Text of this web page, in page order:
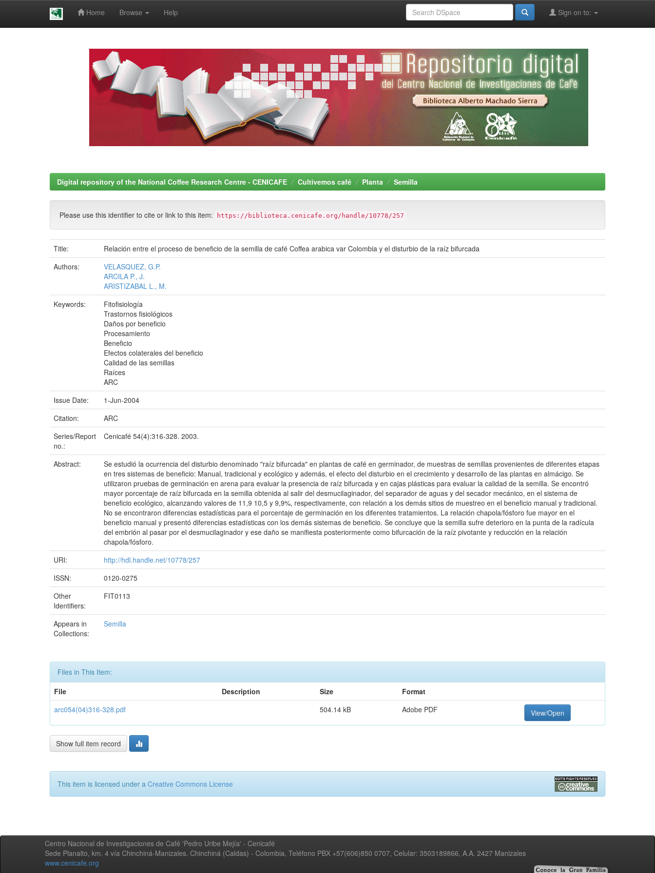
Home Browse Help Sign on to:
Digital repository of the National Coffee Research Centre - CENICAFE Cultivemos café Planta Semilla
Please use this identifier to cite or link to this item: https://biblioteca.cenicafe.org/handle/10778/257
Title:
Relación entre el proceso de beneficio de la semilla de café Coffea arabica var Colombia y el disturbio de la raíz bifurcada
Authors:
VELASQUEZ, G.P.
ARCILA P., J.
ARISTIZABAL L., M.
Keywords:
Fitofisiología
Trastornos fisiológicos
Daños por beneficio
Procesamiento
Beneficio
Efectos colaterales del beneficio
Calidad de las semillas
Raíces
ARC
Issue Date:
1-Jun-2004
Citation:
ARC
Series/Report
no.:
Cenicafé 54(4):316-328. 2003.
Abstract:
Se estudió la ocurrencia del disturbio denominado "raíz bifurcada" en plantas de café en germinador, de muestras de semillas provenientes de diferentes etapas
en tres sistemas de beneficio: Manual, tradicional y ecológico y además, el efecto del disturbio en el crecimiento y desarrollo de las plantas en almácigo. Se
utilizaron pruebas de germinación en arena para evaluar la presencia de raíz bifurcada y en cajas plásticas para evaluar la calidad de la semilla. Se encontró
mayor porcentaje de raíz bifurcada en la semilla obtenida al salir del desmucilaginador, del separador de aguas y del secador mecánico, en el sistema de
beneficio ecológico, alcanzando valores de 11,9 10,5 y 9,9%, respectivamente, con relación a los demás sitios de muestreo en el beneficio manual y tradicional.
No se encontraron diferencias estadísticas para el porcentaje de germinación en los diferentes tratamientos. La relación chapola/fósforo fue mayor en el
beneficio manual y presentó diferencias estadísticas con los demás sistemas de beneficio. Se concluye que la semilla sufre deterioro en la punta de la radícula
del embrión al pasar por el desmucilaginador y ese daño se manifiesta posteriormente como bifurcación de la raíz pivotante y reducción en la relación
chapola/fósforo.
URI:
http://hdl.handle.net/10778/257
ISSN:
0120-0275
Other
Identifiers:
FIT0113
Appears in
Collections:
Semilla
Files in This Item:
File
Description Size
Format
arc054(04)316-328.pdf
504.14 kB Adobe PDF View/Open
Show full item record
This item is licensed under a Creative Commons License
Centro Nacional de Investigaciones de Café 'Pedro Uribe Mejía' - Cenicafé
Sede Planalto, km. 4 vía Chinchiná-Manizales. Chinchiná (Caldas) - Colombia, Teléfono PBX +57(606)850 0707, Celular: 3503189866, A.A. 2427 Manizales
www.cenicafe.org